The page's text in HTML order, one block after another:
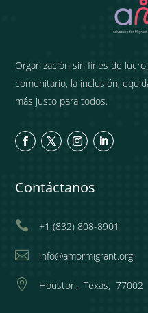
Organización sin fines de
comunitario, la inclusión,
más justo para todos.
Contáctanos
 +1 (832) 808-8901
 info@amormigrant.org
 Houston, Texas, 77002